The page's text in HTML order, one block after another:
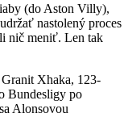
(do Aston Villy),
nastolený proces
nič meniť. Len tak
Xhaka, 123-
Bundesligy po
Alonsovou